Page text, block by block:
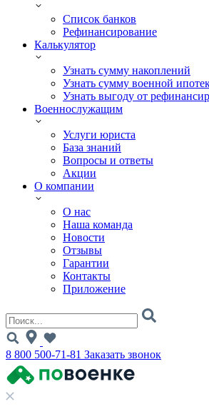
Список банков
Рефинансирование
Калькулятор
Узнать сумму накоплений
Узнать сумму военной
Узнать выгоду от
Военнослужащим
Услуги юриста
База знаний
Вопросы и ответы
Акции
О компании
О нас
Наша команда
Новости
Отзывы
Гарантии
Контакты
Приложение
8 800 500-71-81 Заказать звонок